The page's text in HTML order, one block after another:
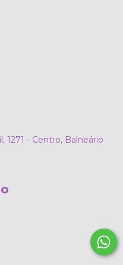
1271 - Centro, Balneário